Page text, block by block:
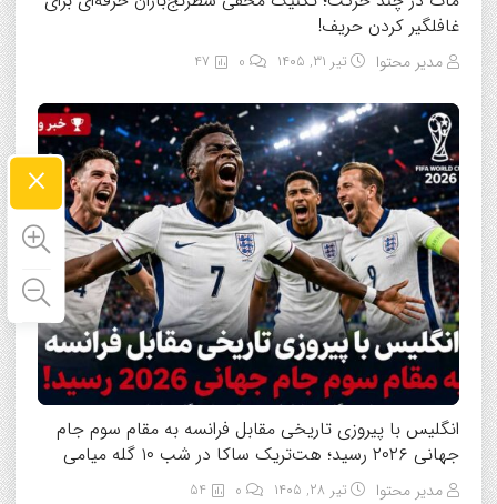
غافلگیر کردن حریف!
مدیر محتوا تیر ۳۱, ۱۴۰۵ 47
انگلیس با پیروزی تاریخی مقابل فرانسه به مقام سوم جام
جهانی ۲۰۲۶ رسید؛ هت‌تریک ساکا در شب ۱۰ گله میامی
مدیر محتوا تیر ۲۸, ۱۴۰۵ 54
×